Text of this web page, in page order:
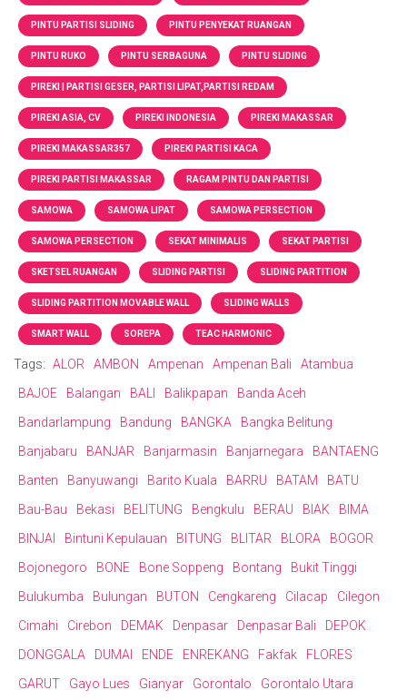
PINTU PARTISI SLIDING PINTU PENYEKAT RUANGAN
PINTU RUKO PINTU SERBAGUNA PINTU SLIDING
PIREKI | PARTISI GESER, PARTISI LIPAT,PARTISI REDAM
PIREKI ASIA, CV PIREKI INDONESIA PIREKI MAKASSAR
PIREKI MAKASSAR357 PIREKI PARTISI KACA
PIREKI PARTISI MAKASSAR RAGAM PINTU DAN PARTISI
SAMOWA SAMOWA LIPAT SAMOWA PERSECTION
SAMOWA PERSECTION SEKAT MINIMALIS SEKAT PARTISI
SKETSEL RUANGAN SLIDING PARTISI SLIDING PARTITION
SLIDING PARTITION MOVABLE WALL SLIDING WALLS
SMART WALL SOREPA TEAC HARMONIC
Tags: ALOR AMBON Ampenan Ampenan Bali
Atambua
BAJOE
Balangan BALI Balikpapan
Banda Aceh
Bandarlampung
Bandung BANGKA
Bangka Belitung
Banjabaru
BANJAR Banjarmasin Banjarnegara
BANTAENG
Banten
Banyuwangi Barito Kuala BARRU BATAM
BATU
Bau-Bau
Bekasi BELITUNG Bengkulu BERAU BIAK
BIMA
BINJAI
Bintuni Kepulauan BITUNG BLITAR BLORA
BOGOR
Bojonegoro
BONE Bone Soppeng Bontang
Bukit Tinggi
Bulukumba
Bulungan BUTON Cengkareng Cilacap
Cilegon
Cimahi
Cirebon DEMAK Denpasar Denpasar Bali
DEPOK
DONGGALA
DUMAI ENDE ENREKANG Fakfak
FLORES
GARUT
Gayo Lues Gianyar Gorontalo
Gorontalo Utara